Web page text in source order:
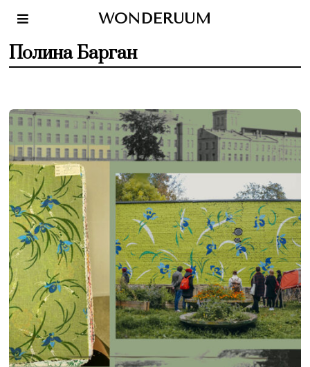
WONDERUUM
Полина Барган